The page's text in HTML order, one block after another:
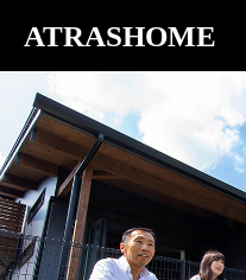
ATRASHOME